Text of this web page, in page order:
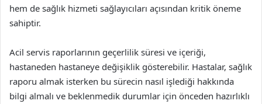
hem de sağlık hizmeti sağlayıcıları açısından kritik öneme
sahiptir.
Acil servis raporlarının geçerlilik süresi ve içeriği,
hastaneden hastaneye değişiklik gösterebilir. Hastalar, sağlık
raporu almak isterken bu sürecin nasıl işlediği hakkında
bilgi almalı ve beklenmedik durumlar için önceden hazırlıklı